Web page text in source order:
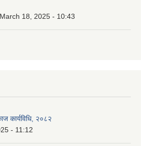
18, 2025 - 10:43
कार्यविधि, २०८२
- 11:12